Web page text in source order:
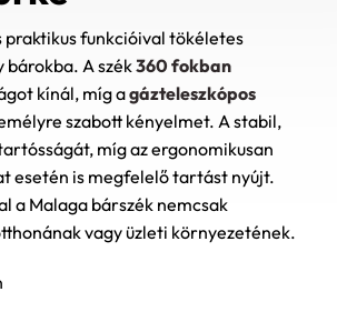
funkcióival tökéletes
bárokba. A szék360 fokban
kínál, míg agázteleszkópos
szabott kényelmet. A stabil,
míg az ergonomikusan
esetén is megfelelő tartást nyújt.
a Malaga bárszék nemcsak
vagy üzleti környezetének.